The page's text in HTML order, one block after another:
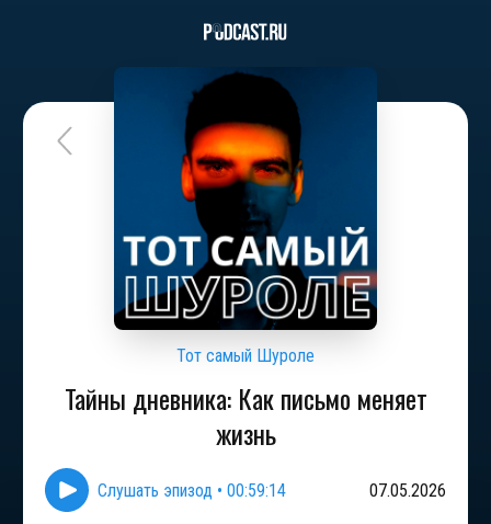
Тот самый Шуроле
Тайны дневника: Как письмо меняет
жизнь
Слушать эпизод • 00:59:14 07.05.2026